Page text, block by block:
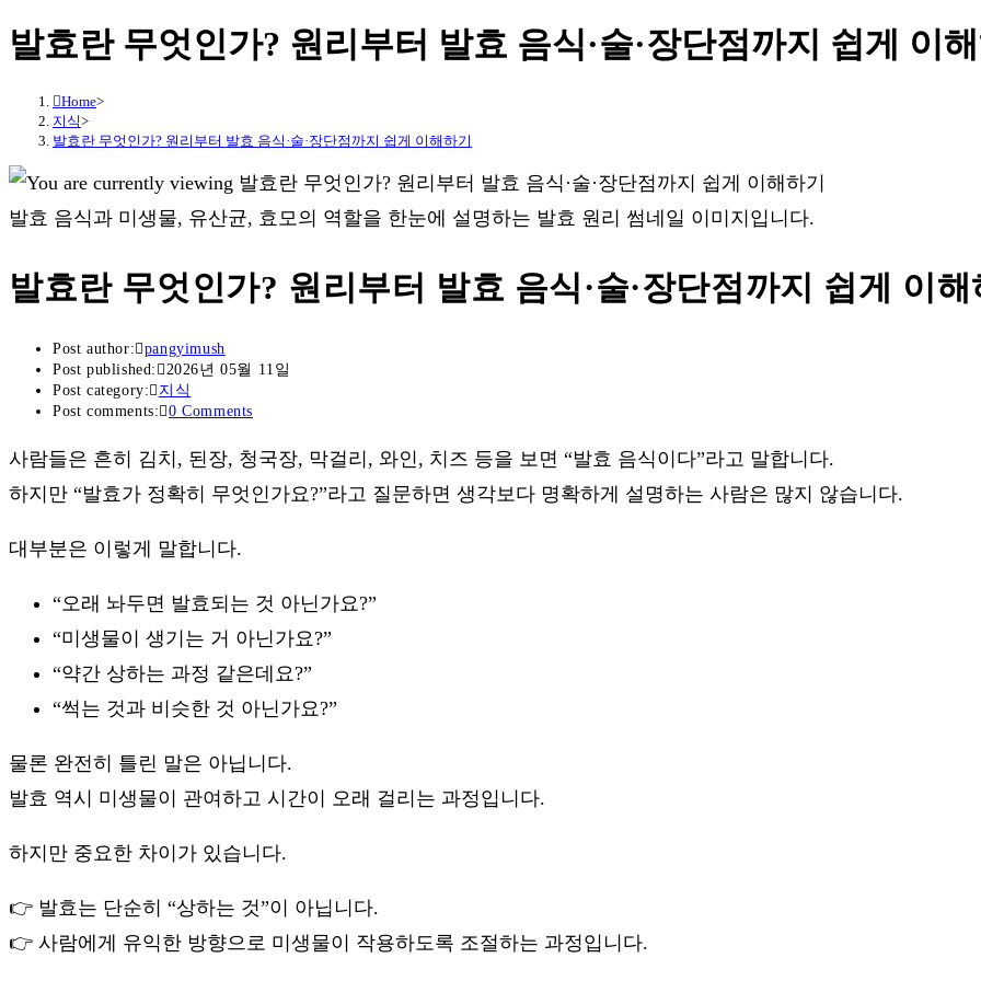
발효란 무엇인가? 원리부터 발효 음식·술·장단점까지 쉽게 이
Home>
지식>
발효란 무엇인가? 원리부터 발효 음식·술·장단점까지 쉽게 이해하기
발효 음식과 미생물, 유산균, 효모의 역할을 한눈에 설명하는 발효 원리 썸네일 이미지입니다.
발효란 무엇인가? 원리부터 발효 음식·술·장단점까지 쉽게 이해
Post author:
pangyimush
Post published:
2026년 05월 11일
Post category:
지식
Post comments:
0 Comments
사람들은 흔히 김치, 된장, 청국장, 막걸리, 와인, 치즈 등을 보면 “발효 음식이다”라고 말합니다.
하지만 “발효가 정확히 무엇인가요?”라고 질문하면 생각보다 명확하게 설명하는 사람은 많지 않습니다.
대부분은 이렇게 말합니다.
“오래 놔두면 발효되는 것 아닌가요?”
“미생물이 생기는 거 아닌가요?”
“약간 상하는 과정 같은데요?”
“썩는 것과 비슷한 것 아닌가요?”
물론 완전히 틀린 말은 아닙니다.
발효 역시 미생물이 관여하고 시간이 오래 걸리는 과정입니다.
하지만 중요한 차이가 있습니다.
발효는 단순히 “상하는 것”이 아닙니다.
사람에게 유익한 방향으로 미생물이 작용하도록 조절하는 과정입니다.